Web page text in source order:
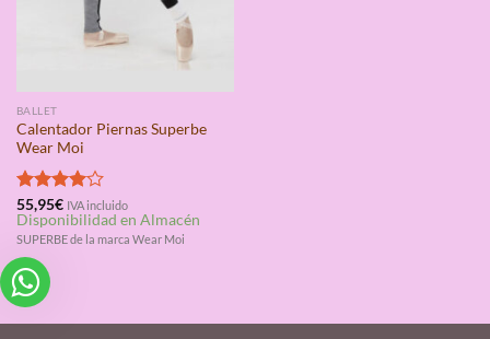
BALLET
Calentador Piernas Superbe
Wear Moi
Valorado
con4.00
de 5
55,95€ IVA incluido
Disponibilidad en Almacén
SUPERBE de la marca Wear Moi